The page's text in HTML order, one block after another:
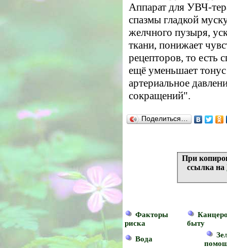
Аппарат для УВЧ-
спазмы гладкой
желчного пузыря,
ткани, понижает
рецепторов, то есть
ещё уменьшает
артериальное
сокращений".
Поделиться…
При
ссылка на
Факторы
риска
быту
Вода